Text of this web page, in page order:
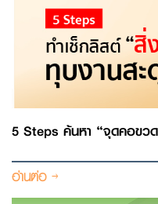
5 Steps ค้นหา “จุดคอขว
อ่านต่อ